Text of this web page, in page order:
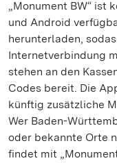
„Monument BW“ ist
und Android
herunterladen,
Internetverbindung
stehen an den
Codes bereit. Die
künftig zusätzliche
Wer Baden-
oder bekannte Orte
findet mit